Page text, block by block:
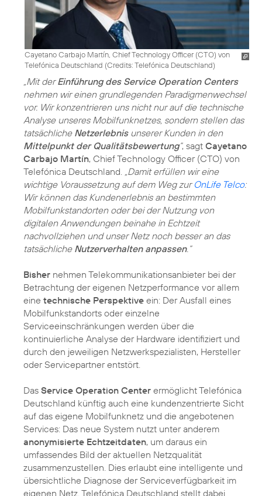
Cayetano Carbajo Martín, Chief Technology Officer (CTO) von
Telefónica Deutschland (Credits: Telefónica Deutschland)
„Mit derEinführung des Service Operation Centers
nehmen wir einen grundlegenden Paradigmenwechsel
vor. Wir konzentrieren uns nicht nur auf die technische
Analyse unseres Mobilfunknetzes, sondern stellen das
tatsächliche Netzerlebnisunserer Kunden in den
Mittelpunkt der Qualitätsbewertung“, sagt Cayetano
Carbajo Martín, Chief Technology Officer (CTO) von
Telefónica Deutschland. „Damit erfüllen wir eine
wichtige Voraussetzung auf dem Weg zur OnLife Telco:
Wir können das Kundenerlebnis an bestimmten
Mobilfunkstandorten oder bei der Nutzung von
digitalen Anwendungen beinahe in Echtzeit
nachvollziehen und unser Netz noch besser an das
tatsächliche Nutzerverhalten anpassen.“
Bisher nehmen Telekommunikationsanbieter bei der
Betrachtung der eigenen Netzperformance vor allem
eine technische Perspektive ein: Der Ausfall eines
Mobilfunkstandorts oder einzelne
Serviceeinschränkungen werden über die
kontinuierliche Analyse der Hardware identifiziert und
durch den jeweiligen Netzwerkspezialisten, Hersteller
oder Servicepartner entstört.
Das Service Operation Center ermöglicht Telefónica
Deutschland künftig auch eine kundenzentrierte Sicht
auf das eigene Mobilfunknetz und die angebotenen
Services: Das neue System nutzt unter anderem
anonymisierte Echtzeitdaten, um daraus ein
umfassendes Bild der aktuellen Netzqualität
zusammenzustellen. Dies erlaubt eine intelligente und
übersichtliche Diagnose der Serviceverfügbarkeit im
eigenen Netz. Telefónica Deutschland stellt dabei